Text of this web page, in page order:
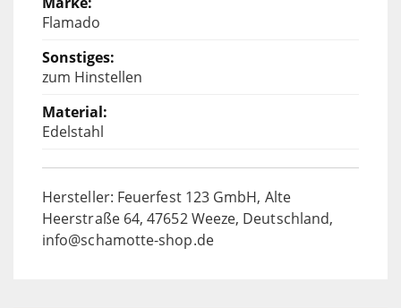
Flamado
zum Hinstellen
Edelstahl
Hersteller: Feuerfest 123 GmbH, Alte
Heerstraße 64, 47652 Weeze, Deutschland,
info@schamotte-shop.de